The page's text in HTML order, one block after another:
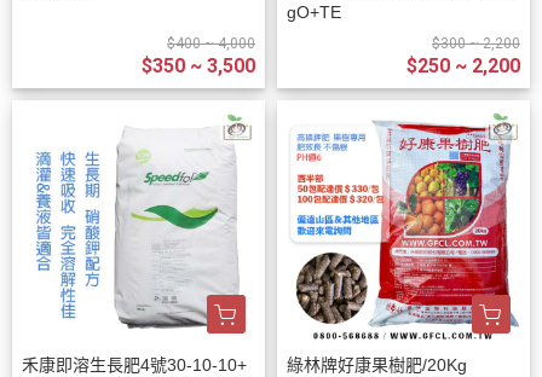
$400 ~ 4,000
$350 ~ 3,500
gO+TE
$300 ~ 2,200
$250 ~ 2,200
禾康即溶生長肥4號30-10-10+
綠林牌好康果樹肥/20Kg